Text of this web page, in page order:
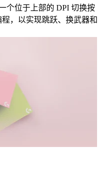
个位于上部的 DPI 切换按
，以实现跳跃、换武器和